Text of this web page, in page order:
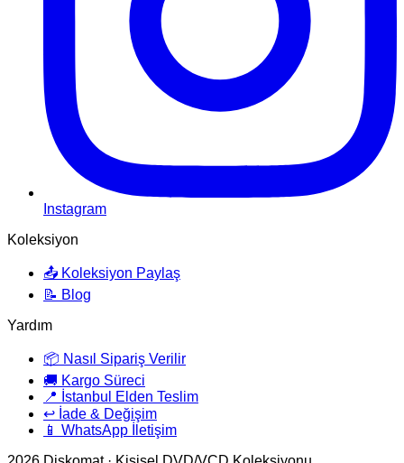
Instagram
Koleksiyon
📤 Koleksiyon Paylaş
📝 Blog
Yardım
📦 Nasıl Sipariş Verilir
🚚 Kargo Süreci
📍 İstanbul Elden Teslim
↩️ İade & Değişim
📱 WhatsApp İletişim